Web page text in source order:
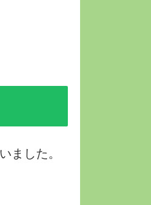
ました。